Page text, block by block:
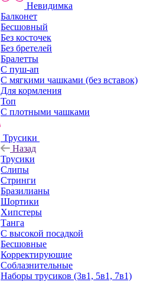
Невидимка
Балконет
Бесшовный
Без косточек
Без бретелей
Бралетты
С пуш-ап
С мягкими чашками (без вставок)
Для кормления
Топ
С плотными чашками
Трусики
Назад
Трусики
Слипы
Стринги
Бразилианы
Шортики
Хипстеры
Танга
С высокой посадкой
Бесшовные
Корректирующие
Соблазнительные
Наборы трусиков (3в1, 5в1, 7в1)